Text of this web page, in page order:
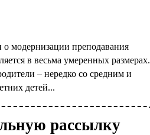
модернизации преподавания
в весьма умеренных размерах.
– нередко со средним и
детей...
рассылку